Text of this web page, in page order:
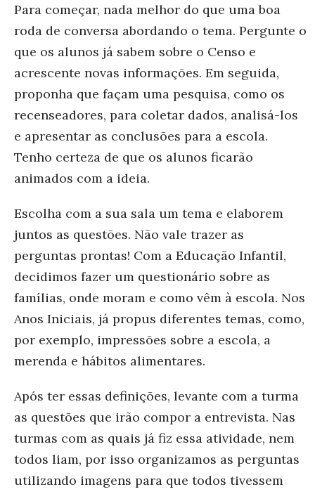
Para começar, nada melhor do que uma boa
roda de conversa abordando o tema. Pergunte o
que os alunos já sabem sobre o Censo e
acrescente novas informações. Em seguida,
proponha que façam uma pesquisa, como os
recenseadores, para coletar dados, analisá-los
e apresentar as conclusões para a escola.
Tenho certeza de que os alunos ficarão
animados com a ideia.
Escolha com a sua sala um tema e elaborem
juntos as questões. Não vale trazer as
perguntas prontas! Com a Educação Infantil,
decidimos fazer um questionário sobre as
famílias, onde moram e como vêm à escola. Nos
Anos Iniciais, já propus diferentes temas, como,
por exemplo, impressões sobre a escola, a
merenda e hábitos alimentares.
Após ter essas definições, levante com a turma
as questões que irão compor a entrevista. Nas
turmas com as quais já fiz essa atividade, nem
todos liam, por isso organizamos as perguntas
utilizando imagens para que todos tivessem